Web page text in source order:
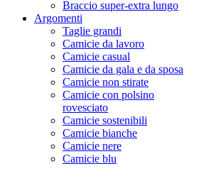
Braccio super-extra lungo
Argomenti
Taglie grandi
Camicie da lavoro
Camicie casual
Camicie da gala e da sposa
Camicie non stirate
Camicie con polsino
rovesciato
Camicie sostenibili
Camicie bianche
Camicie nere
Camicie blu